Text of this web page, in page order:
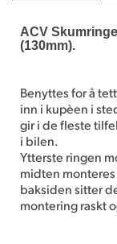
ACV
(130mm).
Benyttes for å
inn i kupèen i
gir i de fleste
i bilen.
Ytterste ringen
midten
baksiden sitter
montering raskt